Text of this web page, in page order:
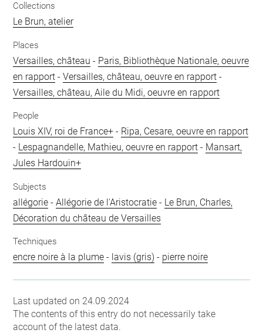
Collections
Le Brun, atelier
Places
Versailles, château - Paris, Bibliothèque Nationale, oeuvre
en rapport -Versailles, château, oeuvre en rapport -
Versailles, château, Aile du Midi, oeuvre en rapport
People
Louis XIV, roi de France+ - Ripa, Cesare, oeuvre en rapport
- Lespagnandelle, Mathieu, oeuvre en rapport - Mansart,
Jules Hardouin+
Subjects
allégorie -Allégorie de l'Aristocratie - Le Brun, Charles,
Décoration du château de Versailles
Techniques
encre noire à la plume - lavis (gris) - pierre noire
Last updated on 24.09.2024
The contents of this entry do not necessarily take
account of the latest data.